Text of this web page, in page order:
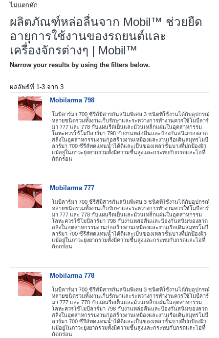
ไม่แตกหัก
ผลิตภัณฑ์หล่อลื่นจาก Mobil™ ช่วยยืด
อายุการใช้งานของรถยนต์และ
เครื่องจักรต่างๆ | Mobil™
Narrow your results by using the filters below.
ผลลัพธ์ที่ 1 -3 จาก 3
Mobilarma 798
โมบีลาร์มา 700 ซีรีส์มีสารกันสนิมพิเศษ 3 ชนิดที่ใช้งานได้กับอุปกรณ์
หลายชนิดรวมทั้งงานเก็บรักษาและระหว่างการทำงานควรใช้โมบีลาร์
มา 777 และ 778 กับแผ่นรีดเย็นและม้วนเหล็กแผ่นในอุตสาหกรรม
โลหะควรใช้โมบีลาร์มา 798 กับงานหล่อลื่นและป้องกันสนิมของลวด
สลิงในอุตสาหกรรมงานก่อสร้างงานเหมืองและงานเรือเดินสมุทรโมบี
ลาร์มา 700 ซีรีส์ทดแทนน้ำได้ดีและเป็นของเหลวชั้นบางที่ปกป้องผิว
แม้อยู่ในภาวะยุ่งยากรวมทั้งมีความชื้นสูงและกระทบกับกรดและไอที่
กัดกร่อน
Mobilarma 777
โมบีลาร์มา 700 ซีรีส์มีสารกันสนิมพิเศษ 3 ชนิดที่ใช้งานได้กับอุปกรณ์
หลายชนิดรวมทั้งงานเก็บรักษาและระหว่างการทำงานควรใช้โมบีลาร์
มา 777 และ 778 กับแผ่นรีดเย็นและม้วนเหล็กแผ่นในอุตสาหกรรม
โลหะควรใช้โมบีลาร์มา 798 กับงานหล่อลื่นและป้องกันสนิมของลวด
สลิงในอุตสาหกรรมงานก่อสร้างงานเหมืองและงานเรือเดินสมุทรโมบี
ลาร์มา 700 ซีรีส์ทดแทนน้ำได้ดีและเป็นของเหลวชั้นบางที่ปกป้องผิว
แม้อยู่ในภาวะยุ่งยากรวมทั้งมีความชื้นสูงและกระทบกับกรดและไอที่
กัดกร่อน
Mobilarma 778
โมบีลาร์มา 700 ซีรีส์มีสารกันสนิมพิเศษ 3 ชนิดที่ใช้งานได้กับอุปกรณ์
หลายชนิดรวมทั้งงานเก็บรักษาและระหว่างการทำงานควรใช้โมบีลาร์
มา 777 และ 778 กับแผ่นรีดเย็นและม้วนเหล็กแผ่นในอุตสาหกรรม
โลหะควรใช้โมบีลาร์มา 798 กับงานหล่อลื่นและป้องกันสนิมของลวด
สลิงในอุตสาหกรรมงานก่อสร้างงานเหมืองและงานเรือเดินสมุทรโมบี
ลาร์มา 700 ซีรีส์ทดแทนน้ำได้ดีและเป็นของเหลวชั้นบางที่ปกป้องผิว
แม้อยู่ในภาวะยุ่งยากรวมทั้งมีความชื้นสูงและกระทบกับกรดและไอที่
กัดกร่อน